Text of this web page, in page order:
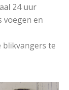
24 uur
voegen en
blikvangers te